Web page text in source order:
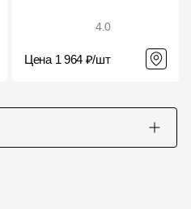
4.0
Цена 1 964 ₽/шт